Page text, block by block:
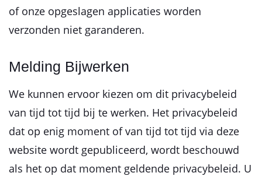
of onze opgeslagen applicaties worden
verzonden niet garanderen.
Melding Bijwerken
We kunnen ervoor kiezen om dit privacybeleid
van tijd tot tijd bij te werken. Het privacybeleid
dat op enig moment of van tijd tot tijd via deze
website wordt gepubliceerd, wordt beschouwd
als het op dat moment geldende privacybeleid. U